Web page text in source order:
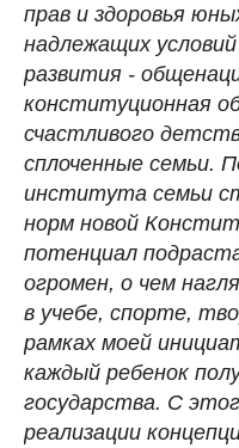
прав и здоровья
надлежащих
развития -
конституционная
счастливого
сплоченные семьи.
института семьи
норм новой
потенциал
огромен, о чем
в учебе, спорте,
рамках моей
каждый ребенок
государства. С
реализации